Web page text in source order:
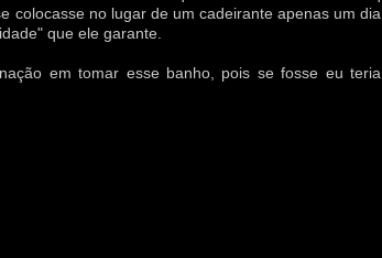
colocasse no lugar de um cadeirante apenas um dia
que ele garante.
em tomar esse banho, pois se fosse eu teria